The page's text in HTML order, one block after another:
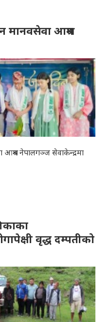
मानवसेवा आश्रम
नेपालगञ्ज सेवाकेन्द्रमा
वृद्ध दम्पतीको